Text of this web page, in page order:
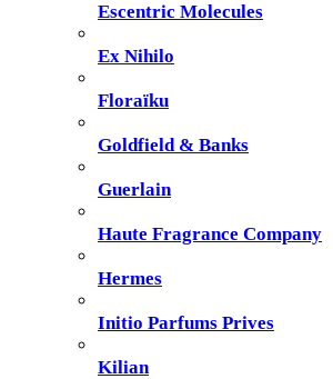
Escentric Molecules
Ex Nihilo
Floraïku
Goldfield & Banks
Guerlain
Haute Fragrance Company
Hermes
Initio Parfums Prives
Kilian